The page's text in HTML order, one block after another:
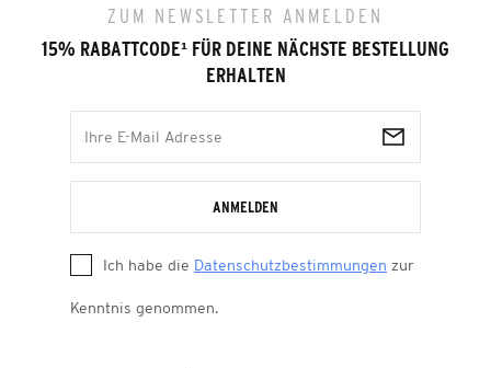
ZUM NEWSLETTER ANMELDEN
15% RABATTCODE¹ FÜR DEINE NÄCHSTE BESTELLUNG
ERHALTEN
ANMELDEN
Ich habe die Datenschutzbestimmungen zur
Kenntnis genommen.